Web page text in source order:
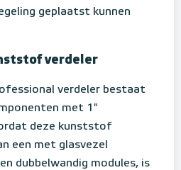
geplaatst kunnen
verdeler
verdeler bestaat
met 1"
deze kunststof
een met glasvezel
dubbelwandig modules, is